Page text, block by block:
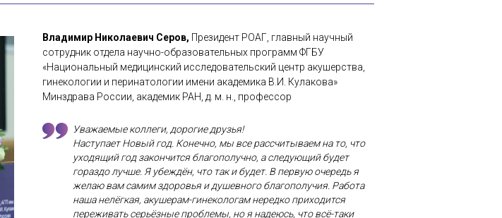
Уважаемые коллеги, дорогие друзья!
Наступает Новый год. Конечно, мы все рассчитываем на то, что
уходящий год закончится благополучно, а следующий будет
гораздо лучше. Я убеждён, что так и будет. В первую очередь я
желаю вам самим здоровья и душевного благополучия. Работа
наша нелёгкая, акушерам-гинекологам нередко приходится
переживать серьёзные проблемы, но я надеюсь, что всё-таки
Владимир Николаевич Серов, Президент РОАГ, главный научный
сотрудник отдела научно-образовательных программ ФГБУ
«Национальный медицинский исследовательский центр акушерства,
гинекологии и перинатологии имени академика В.И. Кулакова»
Минздрава России, академик РАН, д. м. н., профессор